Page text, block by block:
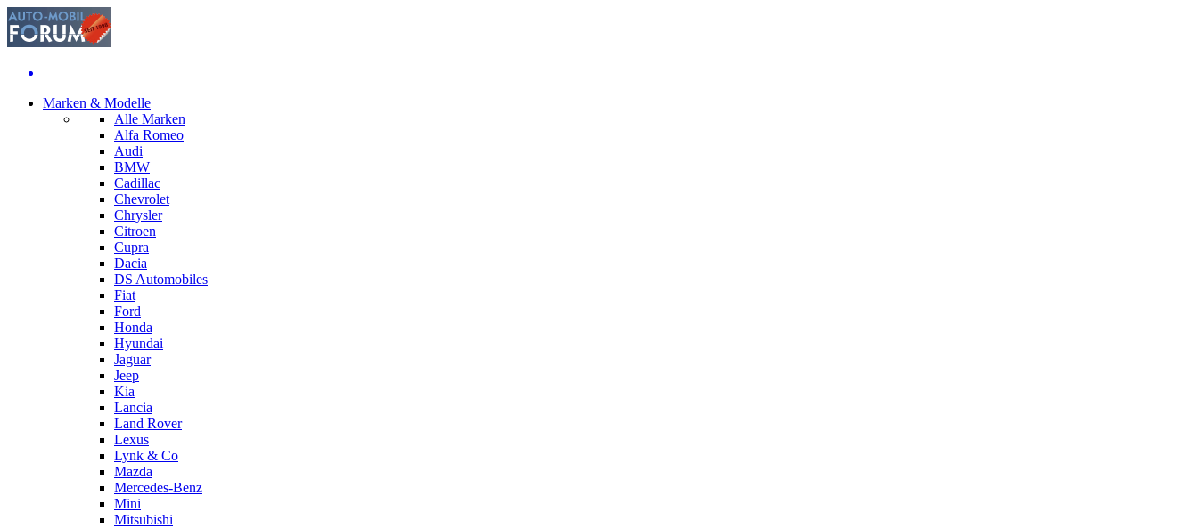
Marken & Modelle
Alle Marken
Alfa Romeo
Audi
BMW
Cadillac
Chevrolet
Chrysler
Citroen
Cupra
Dacia
DS Automobiles
Fiat
Ford
Honda
Hyundai
Jaguar
Jeep
Kia
Lancia
Land Rover
Lexus
Lynk & Co
Mazda
Mercedes-Benz
Mini
Mitsubishi